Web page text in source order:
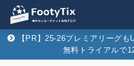
【PR】25-26プレミアリーグ
無料トライアルで